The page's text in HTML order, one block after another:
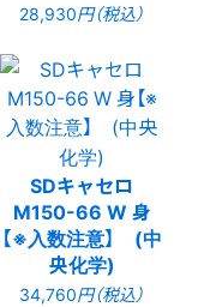
28,930円（税込）
SDキャセロ
M150-66 W 身
【※入数注意】 (中
央化学)
34,760円（税込）